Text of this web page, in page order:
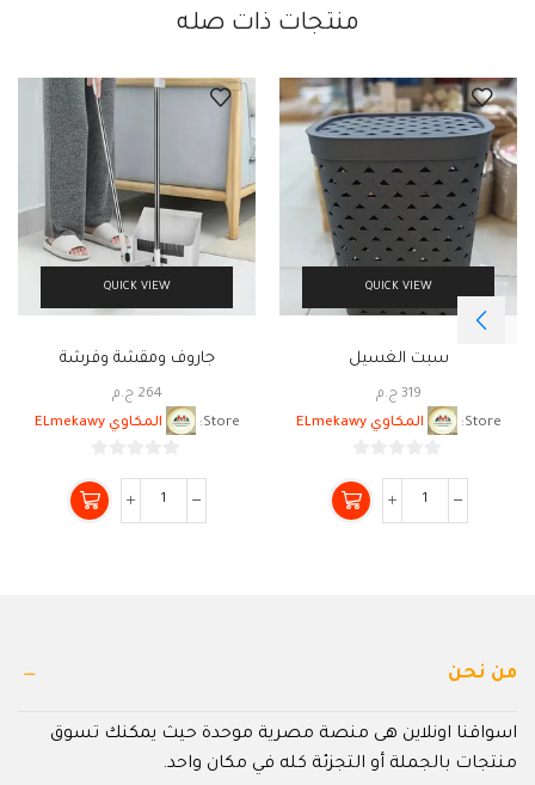
منتجات ذات صله
QUICK VIEW
سبت الغسيل
319 ج.م
Store:
المكاوي ELmekawy
من
5
QUICK VIEW
جاروف ومقشة وفرشة
264 ج.م
Store:
المكاوي ELmekawy
من
5
من نحن
اسواقنا اونلاين هى منصة مصرية موحدة حيث يمكنك تسوق
منتجات بالجملة أو التجزئة كله في مكان واحد.